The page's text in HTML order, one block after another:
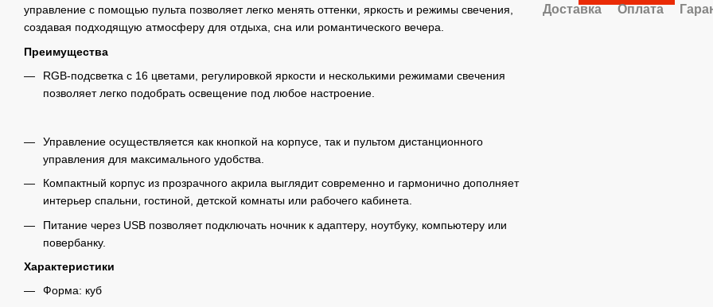
управление с помощью пульта позволяет легко менять оттенки, яркость и режимы свечения,
создавая подходящую атмосферу для отдыха, сна или романтического вечера.
Преимущества
RGB-подсветка с 16 цветами, регулировкой яркости и несколькими режимами свечения
позволяет легко подобрать освещение под любое настроение.
Управление осуществляется как кнопкой на корпусе, так и пультом дистанционного
управления для максимального удобства.
Компактный корпус из прозрачного акрила выглядит современно и гармонично дополняет
интерьер спальни, гостиной, детской комнаты или рабочего кабинета.
Питание через USB позволяет подключать ночник к адаптеру, ноутбуку, компьютеру или
повербанку.
Характеристики
Форма: куб
Доставка Оплата